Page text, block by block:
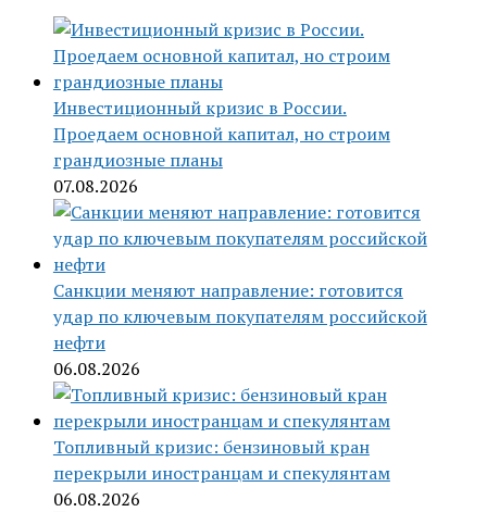
Инвестиционный кризис в России.
Проедаем основной капитал, но строим
грандиозные планы
07.08.2026
Санкции меняют направление: готовится
удар по ключевым покупателям российской
нефти
06.08.2026
Топливный кризис: бензиновый кран
перекрыли иностранцам и спекулянтам
06.08.2026